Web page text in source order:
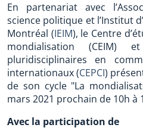
En partenariat avec
science politique et l’Institut
Montréal (IEIM), le Centre
mondialisation (CEIM)
pluridisciplinaires en
internationaux (CEPCI)
de son cycle "La
mars 2021 prochain de 10h à
Avec la participation de